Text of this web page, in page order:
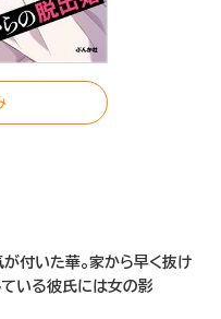
付いた華。家から早く抜け
いる彼氏には女の影